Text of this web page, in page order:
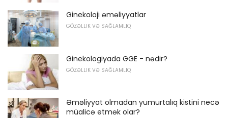
Ginekoloji əməliyyatlar
GÖZƏLLIK VƏ SAĞLAMLIQ
Ginekologiyada GGE - nədir?
GÖZƏLLIK VƏ SAĞLAMLIQ
Əməliyyat olmadan yumurtalıq kistini necə
müalicə etmək olar?